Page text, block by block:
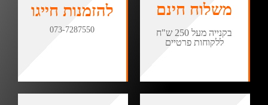
משלוח חינם
בקנייה מעל 250 ש"ח
ללקוחות פרטיים
להזמנות חייגו
073-7287550